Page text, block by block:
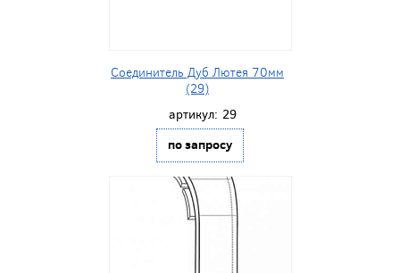
Соединитель Дуб Лютея 70мм
(29)
артикул: 29
по запросу